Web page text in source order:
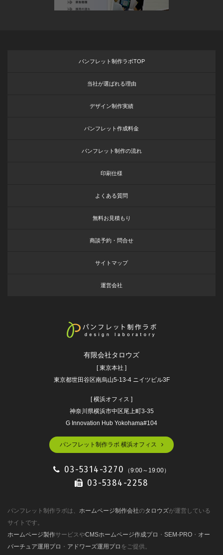
パンフレット制作ラボTOP
当社が選ばれる理由
デザイン制作実績
パンフレット作成料金
パンフレット制作の流れ
印刷仕様
よくある質問
無料お見積もり
商談予約・問合せ
サイトマップ
運営会社
有限会社タロウズ
[ 東京本社 ]
東京都世田谷区南烏山5-13-4 ニイツビル3F
[ 横浜オフィス ]
神奈川県横浜市中区尾上町3-35
G Innovation Hub Yokohama#104
パンフレット制作ラボ 横浜オフィス
03-5314-3270 （9:00～19:00）
03-5384-2258
パンフレット制作ラボは、 ホームページ制作会社のタロウズが運営している
サイトです。
ホームページ製作サービスやCMSホームページ作成プロ ・ SEM-PRO ・ オー
バーチュア運用プロ ・ アドワーズ運用プロ をご提供。